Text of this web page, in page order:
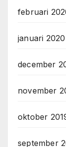
februari
januari 2020
december
november
oktober
september